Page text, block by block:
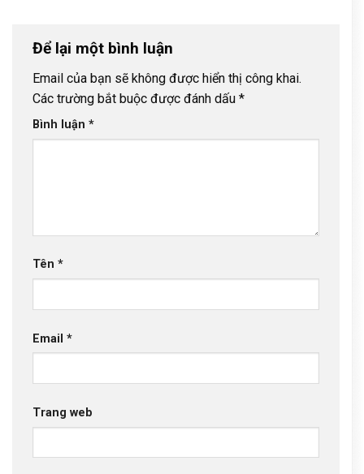
Để lại một bình luận
Email của bạn sẽ không được hiển thị công khai.
Các trường bắt buộc được đánh dấu *
Bình luận *
Tên *
Email *
Trang web